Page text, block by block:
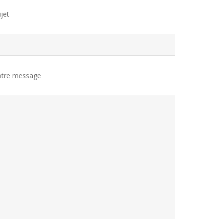
message